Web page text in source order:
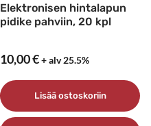
Elektronisen hintalapun
pidike pahviin, 20 kpl
10,00€+ alv 25.5%
Lisää ostoskoriin